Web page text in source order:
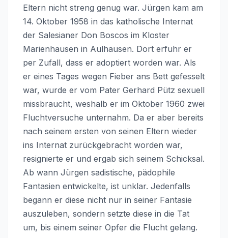
Eltern nicht streng genug war. Jürgen kam am
14. Oktober 1958 in das katholische Internat
der Salesianer Don Boscos im Kloster
Marienhausen in Aulhausen. Dort erfuhr er
per Zufall, dass er adoptiert worden war. Als
er eines Tages wegen Fieber ans Bett gefesselt
war, wurde er vom Pater Gerhard Pütz sexuell
missbraucht, weshalb er im Oktober 1960 zwei
Fluchtversuche unternahm. Da er aber bereits
nach seinem ersten von seinen Eltern wieder
ins Internat zurückgebracht worden war,
resignierte er und ergab sich seinem Schicksal.
Ab wann Jürgen sadistische, pädophile
Fantasien entwickelte, ist unklar. Jedenfalls
begann er diese nicht nur in seiner Fantasie
auszuleben, sondern setzte diese in die Tat
um, bis einem seiner Opfer die Flucht gelang.